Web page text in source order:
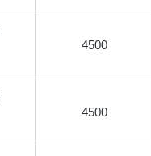
4500
4500